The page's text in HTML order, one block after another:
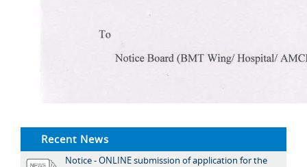
Recent News
Notice - ONLINE submission of application for the